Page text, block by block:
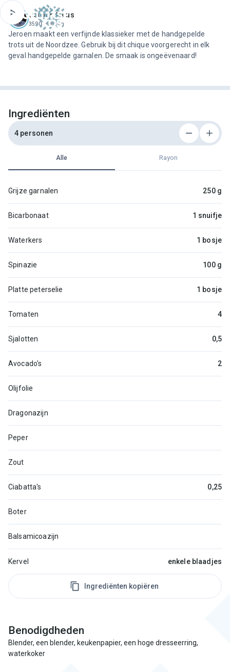
Jeroen Meus
3590 recepten
Jeroen maakt een verfijnde klassieker met de handgepelde
trots uit de Noordzee. Gebruik bij dit chique voorgerecht in elk
geval handgepelde garnalen. De smaak is ongeëvenaard!
Ingrediënten
4 personen
Alle Rayon
Grijze garnalen 250 g
Bicarbonaat 1 snuifje
Waterkers 1 bosje
Spinazie 100 g
Platte peterselie 1 bosje
Tomaten 4
Sjalotten 0,5
Avocado's 2
Olijfolie
Dragonazijn
Peper
Zout
Ciabatta's 0,25
Boter
Balsamicoazijn
Kervel enkele blaadjes
Ingrediënten kopiëren
Benodigdheden
Blender, een blender, keukenpapier, een hoge dresseerring,
waterkoker